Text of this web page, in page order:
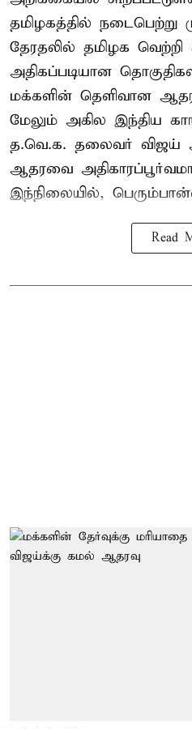
தமிழகத்தில் நடைபெற்று
தேரதலில் தமிழக
அதிகப்படியான
மக்களின் தெளிவான
மேலும் அகில இந்திய
த.வெ.க. தலைவர் விஜய்
ஆதரவை
இந்நிலையில்,
Read